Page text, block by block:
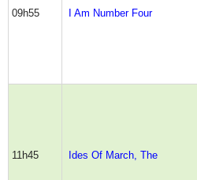
09h55 I Am Number Four
11h45 Ides Of March, The